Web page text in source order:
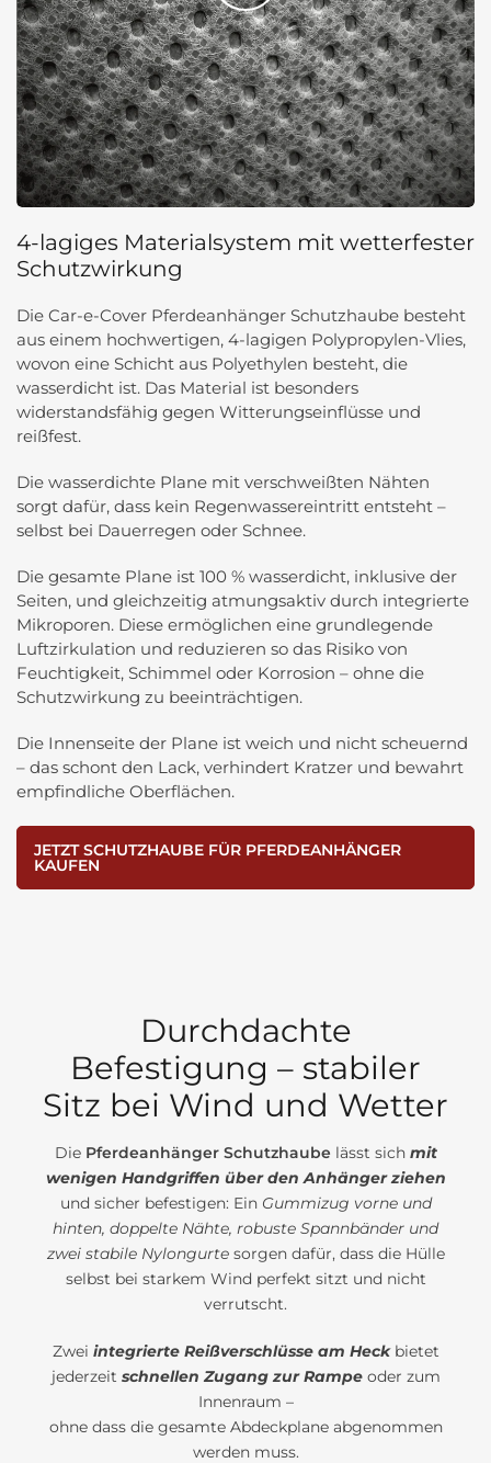
abspielen
4-lagiges Materialsystem mit wetterfester
Schutzwirkung
Die Car-e-Cover Pferdeanhänger Schutzhaube besteht
aus einem hochwertigen, 4-lagigen Polypropylen-Vlies,
wovon eine Schicht aus Polyethylen besteht, die
wasserdicht ist. Das Material ist besonders
widerstandsfähig gegen Witterungseinflüsse und
reißfest.
Die wasserdichte Plane mit verschweißten Nähten
sorgt dafür, dass kein Regenwassereintritt entsteht –
selbst bei Dauerregen oder Schnee.
Die gesamte Plane ist 100 % wasserdicht, inklusive der
Seiten, und gleichzeitig atmungsaktiv durch integrierte
Mikroporen. Diese ermöglichen eine grundlegende
Luftzirkulation und reduzieren so das Risiko von
Feuchtigkeit, Schimmel oder Korrosion – ohne die
Schutzwirkung zu beeinträchtigen.
Die Innenseite der Plane ist weich und nicht scheuernd
– das schont den Lack, verhindert Kratzer und bewahrt
empfindliche Oberflächen.
JETZT SCHUTZHAUBE FÜR PFERDEANHÄNGER
KAUFEN
Durchdachte
Befestigung – stabiler
Sitz bei Wind und Wetter
Die Pferdeanhänger Schutzhaube lässt sich mit
wenigen Handgriffen über den Anhänger ziehen
und sicher befestigen: Ein Gummizug vorne und
hinten, doppelte Nähte, robuste Spannbänder und
zwei stabile Nylongurtesorgen dafür, dass die Hülle
selbst bei starkem Wind perfekt sitzt und nicht
verrutscht.
Zwei integrierte Reißverschlüsse am Heck bietet
jederzeit schnellen Zugang zur Rampeoder zum
Innenraum –
ohne dass die gesamte Abdeckplane abgenommen
werden muss.